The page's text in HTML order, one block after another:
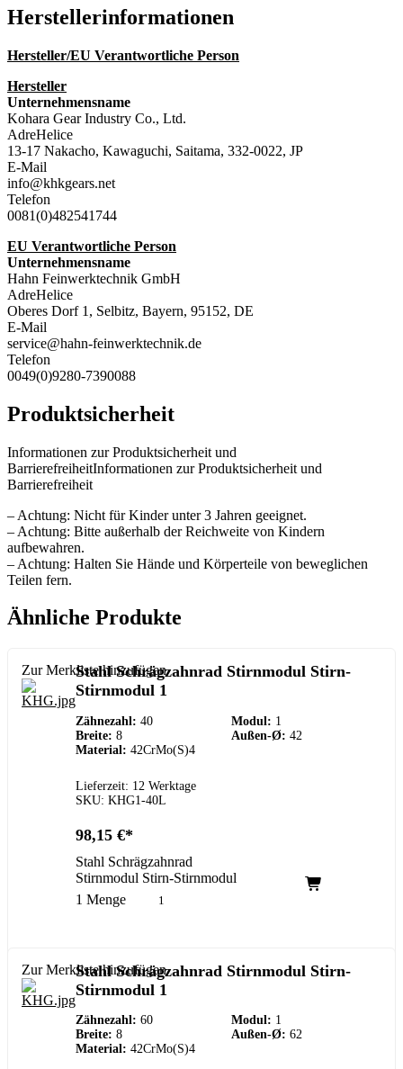
Hersteller­informationen
Hersteller/EU Verantwortliche Person
Hersteller
Unternehmensname
Kohara Gear Industry Co., Ltd.
AdreHelice
13-17 Nakacho, Kawaguchi, Saitama, 332-0022, JP
E-Mail
info@khkgears.net
Telefon
0081(0)482541744
EU Verantwortliche Person
Unternehmensname
Hahn Feinwerktechnik GmbH
AdreHelice
Oberes Dorf 1, Selbitz, Bayern, 95152, DE
E-Mail
service@hahn-feinwerktechnik.de
Telefon
0049(0)9280-7390088
Produktsicherheit
Informationen zur Produktsicherheit und
BarrierefreiheitInformationen zur Produktsicherheit und
Barrierefreiheit
– Achtung: Nicht für Kinder unter 3 Jahren geeignet.
– Achtung: Bitte außerhalb der Reichweite von Kindern
aufbewahren.
– Achtung: Halten Sie Hände und Körperteile von beweglichen
Teilen fern.
Ähnliche Produkte
Zur Merkliste hinzufügen
Stahl Schrägzahnrad Stirnmodul Stirn-
Stirnmodul 1
Zähnezahl: 40 Modul: 1
Breite: 8 Außen-Ø: 42
Material: 42CrMo(S)4
Lieferzeit: 12 Werktage
SKU: KHG1-40L
98,15 €
Stahl Schrägzahnrad
Stirnmodul Stirn-Stirnmodul
1 Menge
Zur Merkliste hinzufügen
Stahl Schrägzahnrad Stirnmodul Stirn-
Stirnmodul 1
Zähnezahl: 60 Modul: 1
Breite: 8 Außen-Ø: 62
Material: 42CrMo(S)4